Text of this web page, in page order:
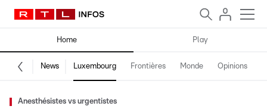
Home Play
News Luxembourg Frontières Monde Opinions
Anesthésistes vs urgentistes